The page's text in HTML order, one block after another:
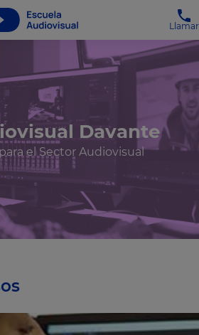
Llamar
Davante
el Sector Audiovisual